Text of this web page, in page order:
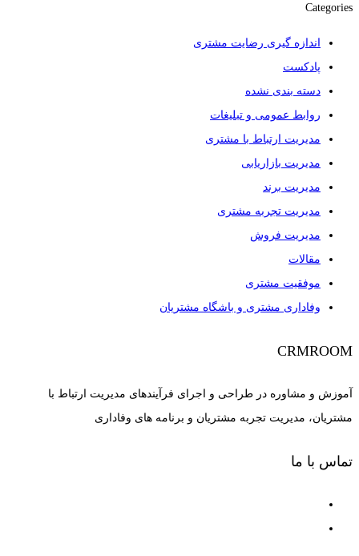
Categories
اندازه گیری رضایت مشتری
پادکست
دسته بندی نشده
روابط عمومی و تبلیغات
مدیریت ارتباط با مشتری
مدیریت بازاریابی
مدیریت برند
مدیریت تجربه مشتری
مدیریت فروش
مقالات
موفقیت مشتری
وفاداری مشتری و باشگاه مشتریان
CRMROOM
آموزش و مشاوره در طراحی و اجرای فرآیندهای مدیریت ارتباط با
مشتریان، مدیریت تجربه مشتریان و برنامه های وفاداری
تماس با ما